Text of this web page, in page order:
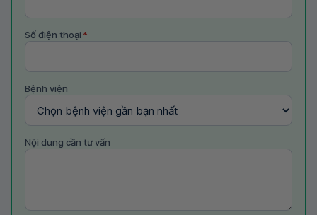
Số điện thoại *
Bệnh viện
Nội dung cần tư vấn